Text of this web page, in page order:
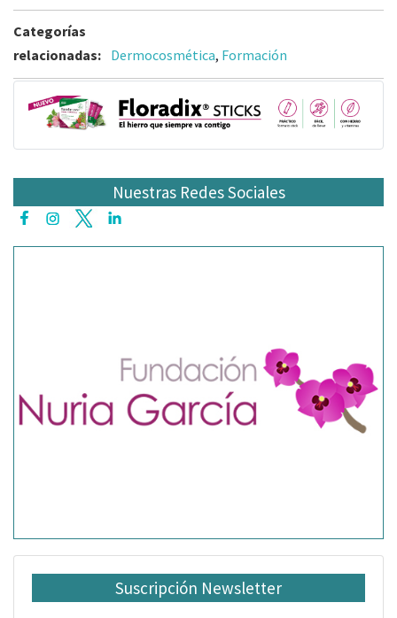
Categorías
relacionadas: Dermocosmética, Formación
Nuestras Redes Sociales
Suscripción Newsletter